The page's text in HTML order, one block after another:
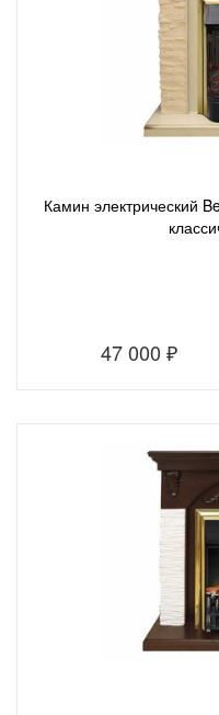
Камин электрический
47 000₽